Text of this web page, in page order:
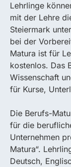
Lehrlinge
mit der Lehre
Steiermark
bei der
Matura ist für
kostenlos. Das
Wissenschaft
für Kurse,
Die Berufs-
für die
Unternehmen
Matura“.
Deutsch,